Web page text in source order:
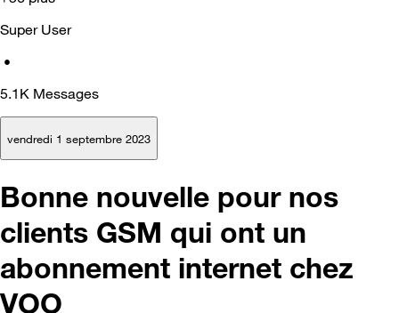
Super User
•
5.1K Messages
vendredi 1 septembre 2023
Bonne nouvelle pour nos
clients GSM qui ont un
abonnement internet chez
VOO